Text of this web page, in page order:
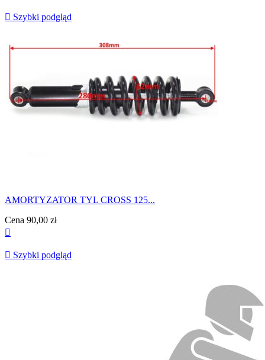
 Szybki podgląd
AMORTYZATOR TYL CROSS 125...
Cena 90,00 zł

 Szybki podgląd